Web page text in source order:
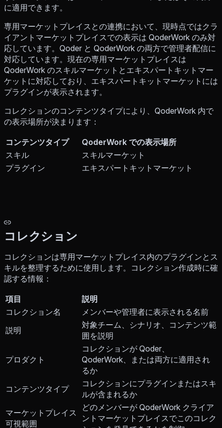
に適用できます。
専用マーケットプレイスとの連携において、現時点ではクラ
イアントマーケットプレイスでの表示は QoderWork のみ対
応しています。Qoder と QoderWork の両方で管理者配信に
対応しています。現在の専用マーケットプレイスは
QoderWork のスキルマーケットとエキスパートキットマー
ケットに対応しており、エキスパートキットマーケットには
プラグインが表示されます。
コレクションのコンテンツタイプにより、QoderWork 内で
の表示場所が決まります：
コンテンツタイプ
QoderWork での表示場所
スキル
スキルマーケット
プラグイン
エキスパートキットマーケット
コレクション
コレクションは専用マーケットプレイス内のプラグインとス
キルを整理するために使用します。コレクション作成時に確
認する情報：
項目
説明
コレクション名
メンバーや管理者に表示される名前
説明
対象チーム、シナリオ、コンテンツ範
囲を説明
プロダクト
コレクションが Qoder、
QoderWork、または両方に適用され
るか
コンテンツタイプ
コレクションにプラグインまたはスキ
ルが含まれるか
マーケットプレイス
可視範囲
どのメンバーが QoderWork クライア
ントマーケットプレイスでこのコレク